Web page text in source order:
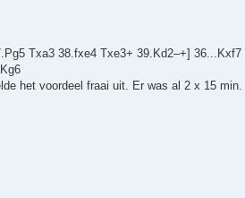
Txa3 38.fxe4 Txe3+ 39.Kd2–+]
het voordeel fraai uit. Er was al 2 x 15